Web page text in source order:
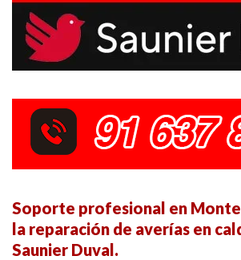
Soporte profesional en
la reparación de averías en
Saunier Duval.